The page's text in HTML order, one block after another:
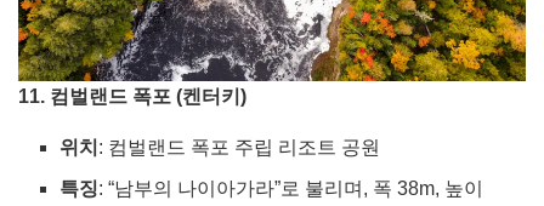
11. 컴벌랜드 폭포 (켄터키)
위치 : 컴벌랜드 폭포 주립 리조트 공원
특징: “남부의 나이아가라”로 불리며, 폭 38m, 높이